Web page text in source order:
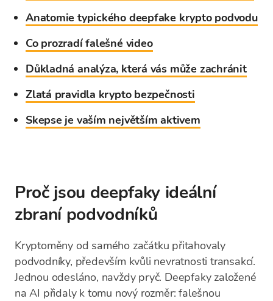
Anatomie typického deepfake krypto podvodu
Co prozradí falešné video
Důkladná analýza, která vás může zachránit
Zlatá pravidla krypto bezpečnosti
Skepse je vaším největším aktivem
Proč jsou deepfaky ideální
zbraní podvodníků
Kryptoměny od samého začátku přitahovaly
podvodníky, především kvůli nevratnosti transakcí.
Jednou odesláno, navždy pryč. Deepfaky založené
na AI přidaly k tomu nový rozměr: falešnou